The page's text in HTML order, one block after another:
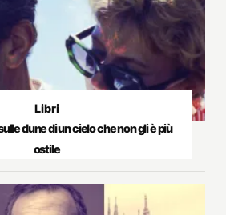
Libri
dune di un cielo che non gli è più
ostile